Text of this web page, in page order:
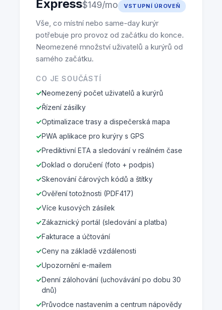
Express$149/mo VSTUPNÍ ÚROVEŇ
Vše, co místní nebo same-day kurýr
potřebuje pro provoz od začátku do konce.
Neomezené množství uživatelů a kurýrů od
samého začátku.
CO JE SOUČÁSTÍ
Neomezený počet uživatelů a kurýrů
Řízení zásilky
Optimalizace trasy a dispečerská mapa
PWA aplikace pro kurýry s GPS
Prediktivní ETA a sledování v reálném čase
Doklad o doručení (foto + podpis)
Skenování čárových kódů a štítky
Ověření totožnosti (PDF417)
Více kusových zásilek
Zákaznický portál (sledování a platba)
Fakturace a účtování
Ceny na základě vzdálenosti
Upozornění e-mailem
Denní zálohování (uchovávání po dobu 30
dnů)
Průvodce nastavením a centrum nápovědy